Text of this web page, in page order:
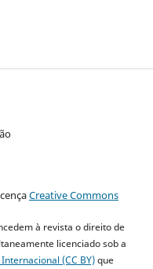
Creative Commons
à revista o direito de
licenciado sob a
(CC BY)que